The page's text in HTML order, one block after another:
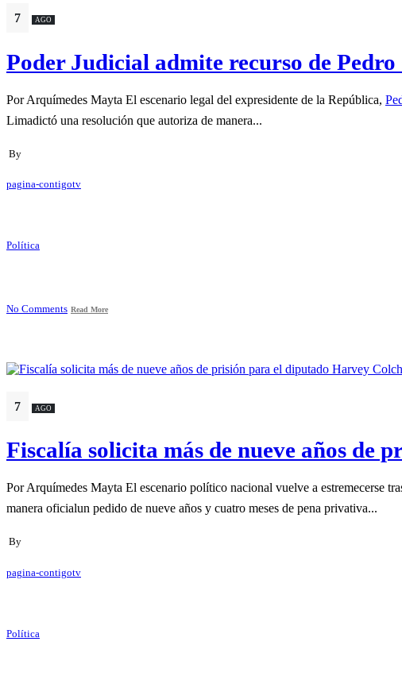
7 AGO
Poder Judicial admite recurso de
Por Arquímedes Mayta El escenario legal del expresidente de la República,
Limadictó una resolución que autoriza de manera...
By
pagina-contigotv
Política
No Comments Read More
7 AGO
Fiscalía solicita más de nueve años de
Por Arquímedes Mayta El escenario político nacional vuelve a estremecerse
manera oficialun pedido de nueve años y cuatro meses de pena privativa...
By
pagina-contigotv
Política